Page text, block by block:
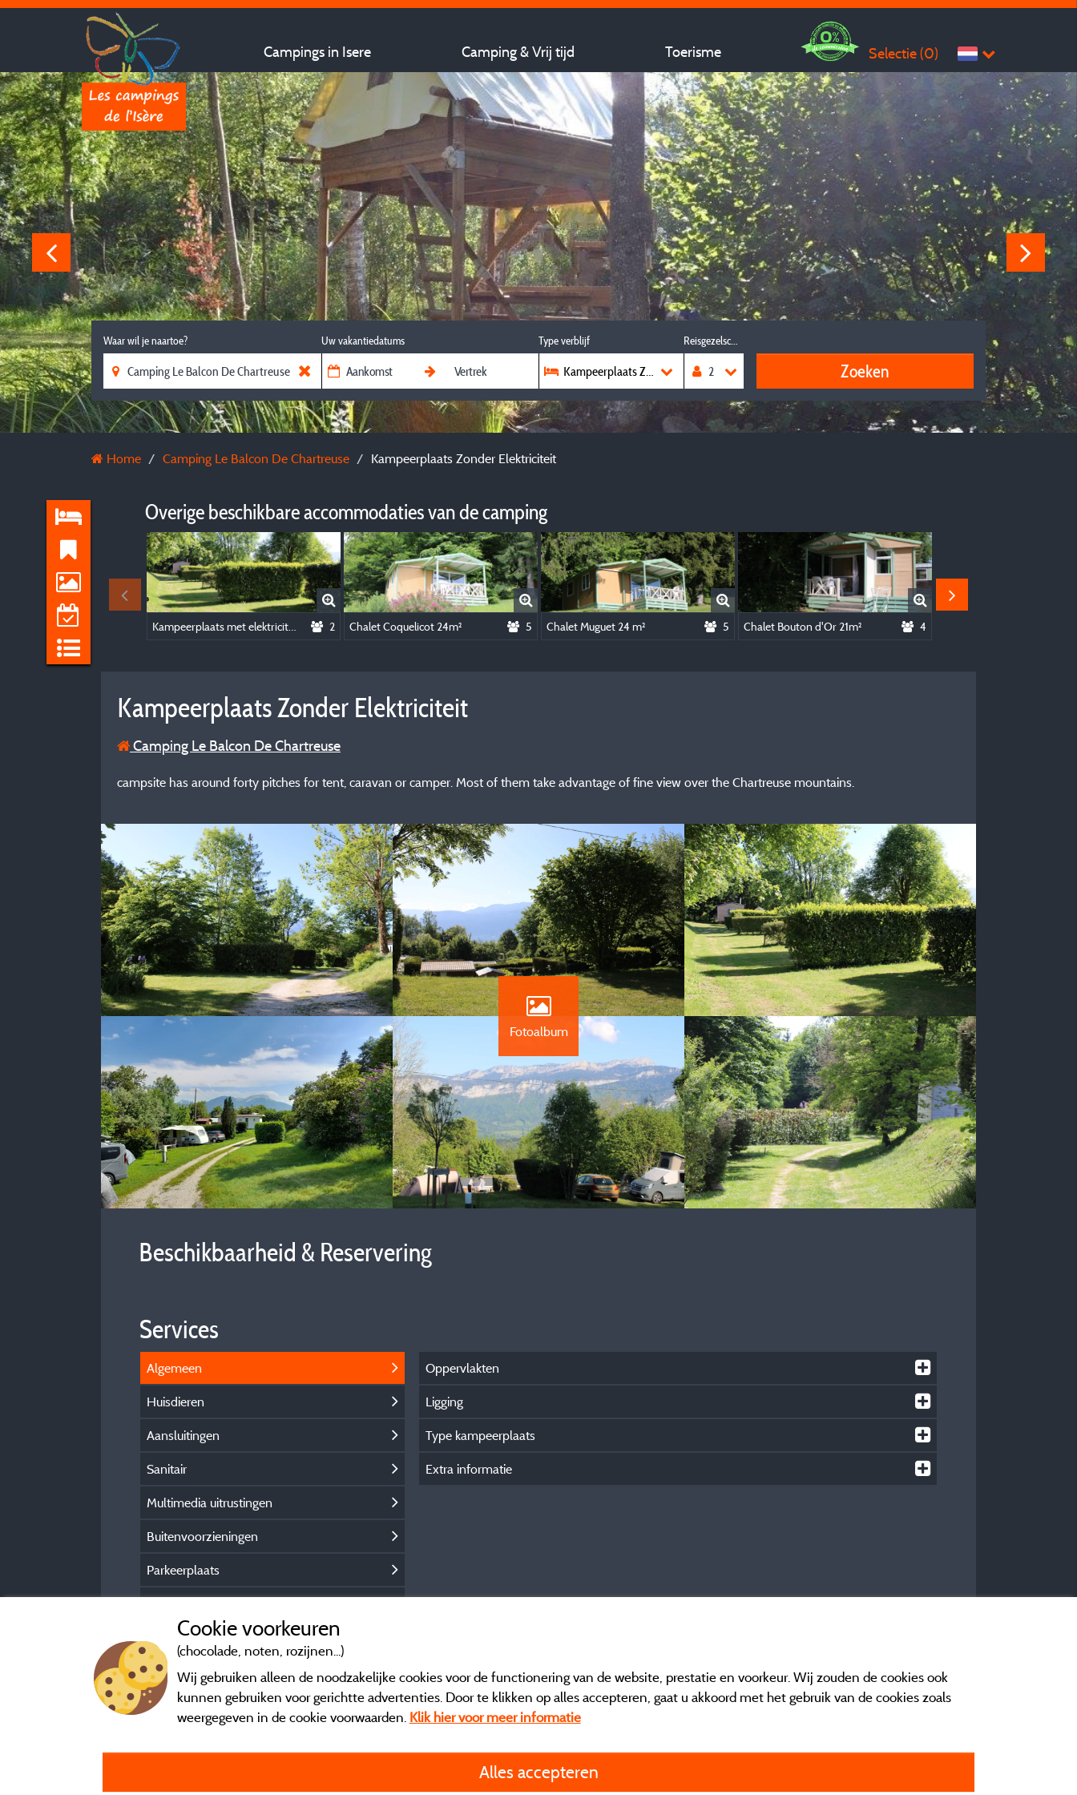
Campings in Isere Camping & Vrij tijd Toerisme Selectie (0)
Waar wil je naartoe? Uw vakantiedatums Type verblijf
Kampeerplaats Zonder Elektriciteit
Reisgezelschap
Zoeken
Home Camping Le Balcon De Chartreuse Kampeerplaats Zonder Elektriciteit
Overige beschikbare accommodaties van de camping
Kampeerplaats met elektriciteit 2 Chalet Coquelicot 24m² 5 Chalet Muguet 24 m² 5 Chalet Bouton d'Or 21m² 4
Kampeerplaats Zonder Elektriciteit
Camping Le Balcon De Chartreuse
campsite has around forty pitches for tent, caravan or camper. Most of them take advantage of fine view over the Chartreuse mountains.
Fotoalbum
Beschikbaarheid & Reservering
Services
Algemeen
Huisdieren
Aansluitingen
Sanitair
Multimedia uitrustingen
Buitenvoorzieningen
Parkeerplaats
Oppervlakten
Ligging
Type kampeerplaats
Extra informatie
Cookie voorkeuren
(chocolade, noten, rozijnen...)
Wij gebruiken alleen de noodzakelijke cookies voor de functionering van de website, prestatie en voorkeur. Wij zouden de cookies ook
kunnen gebruiken voor gerichtte advertenties. Door te klikken op alles accepteren, gaat u akkoord met het gebruik van de cookies zoals
weergegeven in de cookie voorwaarden. Klik hier voor meer informatie
Alles accepteren